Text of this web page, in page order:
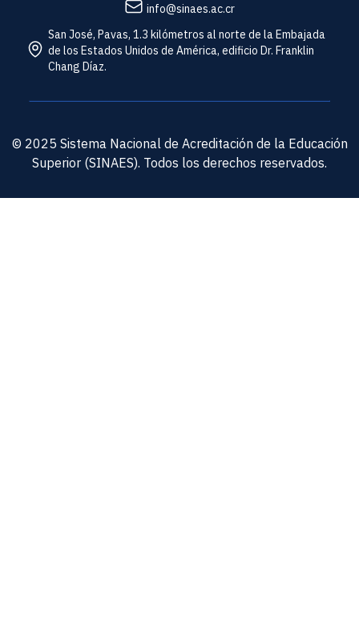
info@sinaes.ac.cr
San José, Pavas, 1.3 kilómetros al norte de la Embajada
de los Estados Unidos de América, edificio Dr. Franklin
Chang Díaz.
© 2025 Sistema Nacional de Acreditación de la Educación
Superior (SINAES). Todos los derechos reservados.